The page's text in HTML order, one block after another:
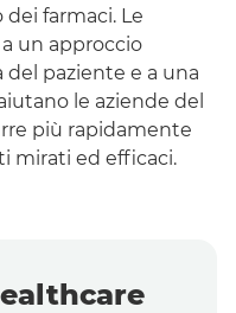
farmaci. Le
un approccio
del paziente e a una
le aziende del
più rapidamente
mirati ed efficaci.